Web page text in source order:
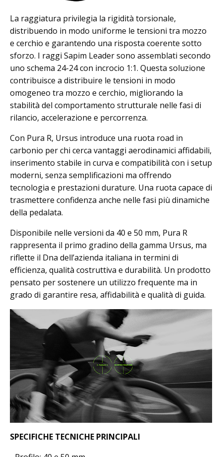
La raggiatura privilegia la rigidità torsionale,
distribuendo in modo uniforme le tensioni tra mozzo
e cerchio e garantendo una risposta coerente sotto
sforzo. I raggi Sapim Leader sono assemblati secondo
uno schema 24-24 con incrocio 1:1. Questa soluzione
contribuisce a distribuire le tensioni in modo
omogeneo tra mozzo e cerchio, migliorando la
stabilità del comportamento strutturale nelle fasi di
rilancio, accelerazione e percorrenza.
Con Pura R, Ursus introduce una ruota road in
carbonio per chi cerca vantaggi aerodinamici affidabili,
inserimento stabile in curva e compatibilità con i setup
moderni, senza semplificazioni ma offrendo
tecnologia e prestazioni durature. Una ruota capace di
trasmettere confidenza anche nelle fasi più dinamiche
della pedalata.
Disponibile nelle versioni da 40 e 50 mm, Pura R
rappresenta il primo gradino della gamma Ursus, ma
riflette il Dna dell’azienda italiana in termini di
efficienza, qualità costruttiva e durabilità. Un prodotto
pensato per sostenere un utilizzo frequente ma in
grado di garantire resa, affidabilità e qualità di guida.
SPECIFICHE TECNICHE PRINCIPALI